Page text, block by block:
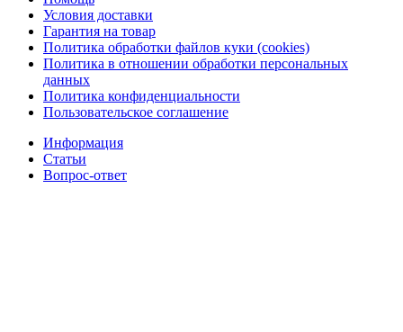
Условия доставки
Гарантия на товар
Политика обработки файлов куки (cookies)
Политика в отношении обработки персональных
данных
Политика конфиденциальности
Пользовательское соглашение
Информация
Статьи
Вопрос-ответ